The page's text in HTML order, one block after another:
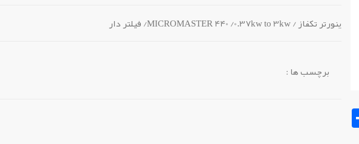
ینورتر تکفاز / MICROMASTER 440 /0.37kw to 3kw/ فیلتر دار
برچسب ها :